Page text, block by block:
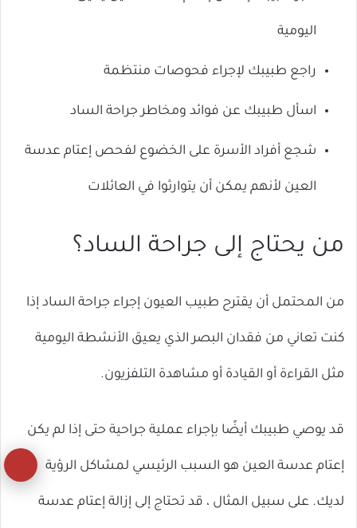
اليومية
راجع طبيبك لإجراء فحوصات منتظمة
اسأل طبيبك عن فوائد ومخاطر جراحة الساد
شجع أفراد الأسرة على الخضوع لفحص إعتام عدسة
العين لأنهم يمكن أن يتوارثوا في العائلات
من يحتاج إلى جراحة الساد؟
من المحتمل أن يقترح طبيب العيون إجراء جراحة الساد إذا
كنت تعاني من فقدان البصر الذي يعيق الأنشطة اليومية
مثل القراءة أو القيادة أو مشاهدة التلفزيون.
قد يوصي طبيبك أيضًا بإجراء عملية جراحية حتى إذا لم يكن
إعتام عدسة العين هو السبب الرئيسي لمشاكل الرؤية
لديك. على سبيل المثال ، قد تحتاج إلى إزالة إعتام عدسة
زر